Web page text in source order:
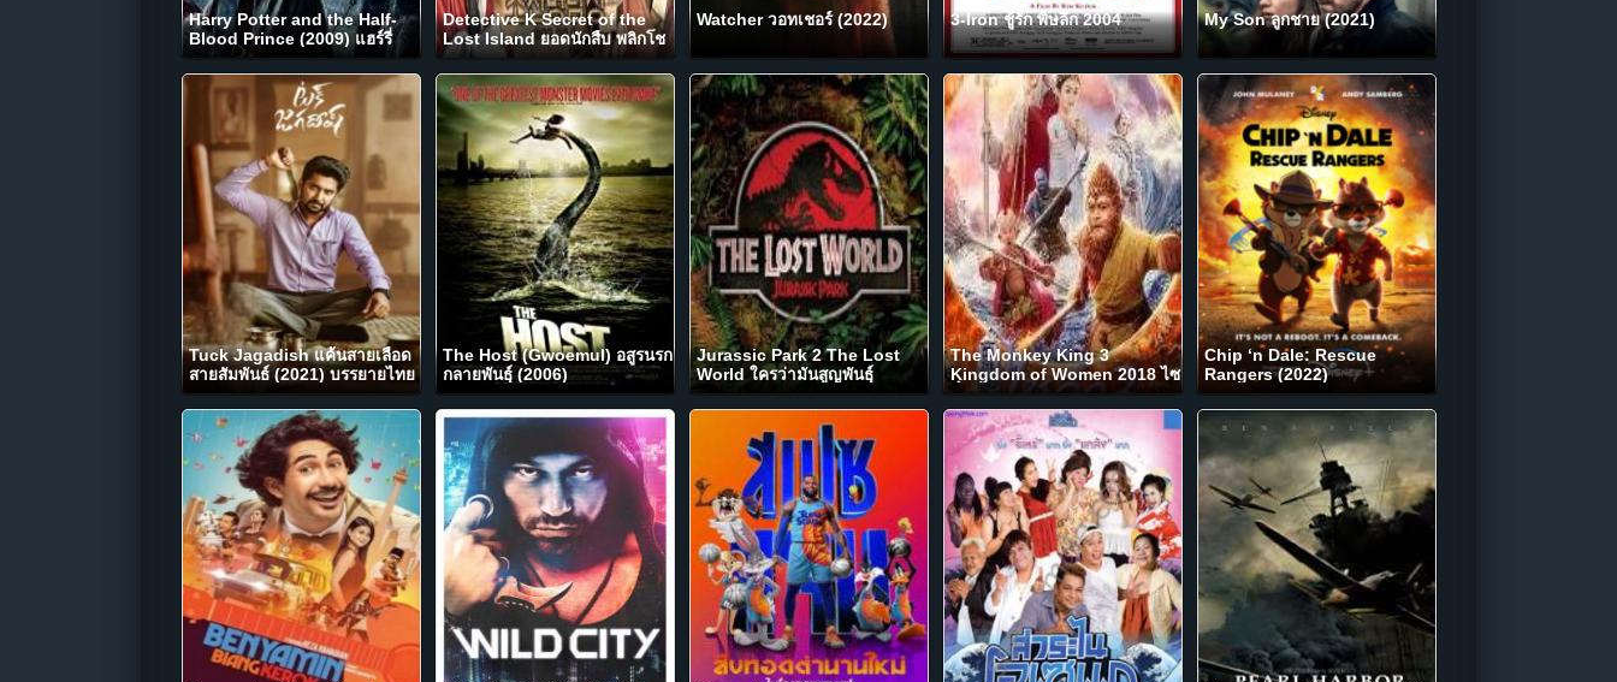
Harry Potter and the Half-
Blood Prince (2009) แฮร์รี่
พอตเตอร์กับเจ้าชายเลือดผสม
ภาค 6
Detective K Secret of the
Lost Island ยอดนักสืบ พลิกโช
ซอน (2015)
Watcher วอทเชอร์ (2022) 3-Iron ชู้รัก พิษลึก 2004 My Son ลูกชาย (2021)
Tuck Jagadish แค้นสายเลือด
สายสัมพันธ์ (2021) บรรยายไทย
The Host (Gwoemul) อสูรนรก
กลายพันธุ์ (2006)
Jurassic Park 2 The Lost
World ใครว่ามันสูญพันธุ์
(1997)
The Monkey King 3
Kingdom of Women 2018 ไซ
อิ๋ว 3 ตอนศึกราชาวานรตะลุย
เมืองแม่ม่าย
Chip ‘n Dale: Rescue
Rangers (2022)